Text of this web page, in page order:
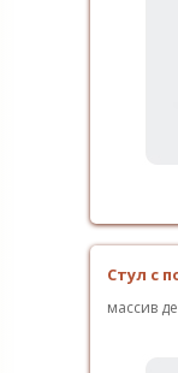
Стул с
массив